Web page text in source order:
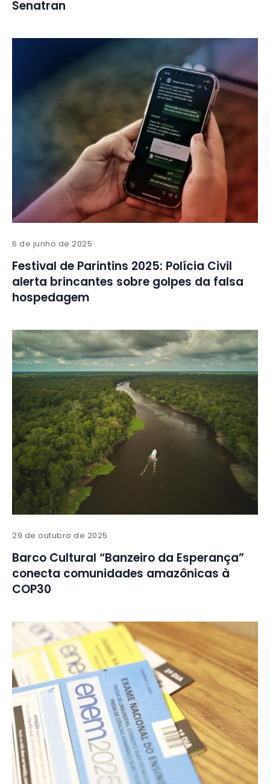
Senatran
6 de junho de 2025
Festival de Parintins 2025: Polícia Civil
alerta brincantes sobre golpes da falsa
hospedagem
29 de outubro de 2025
Barco Cultural “Banzeiro da Esperança”
conecta comunidades amazônicas à
COP30